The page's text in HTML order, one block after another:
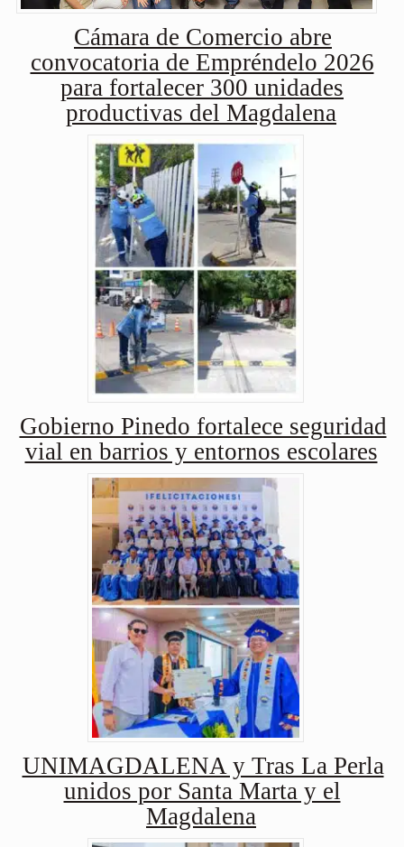
Cámara de Comercio abre
convocatoria de Empréndelo 2026
para fortalecer 300 unidades
productivas del Magdalena
Gobierno Pinedo fortalece seguridad
vial en barrios y entornos escolares
UNIMAGDALENA y Tras La Perla
unidos por Santa Marta y el
Magdalena